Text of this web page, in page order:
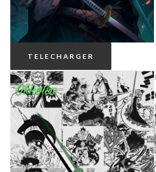
TELECHARGER